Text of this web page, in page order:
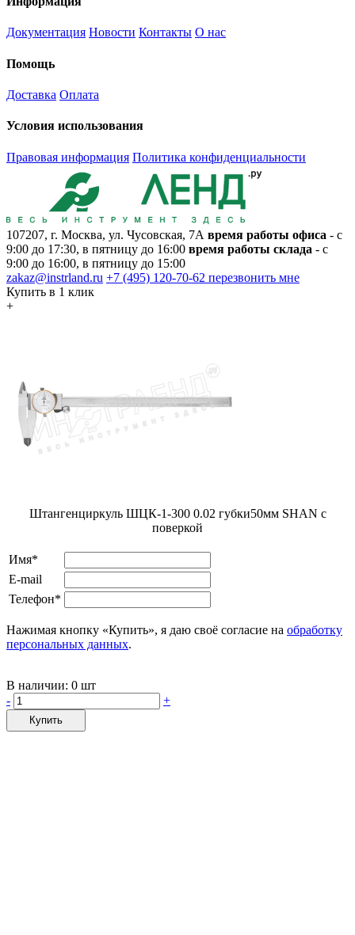
Документация Новости Контакты О нас
Помощь
Доставка Оплата
Условия использования
Правовая информация Политика конфиденциальности
107207, г. Москва, ул. Чусовская, 7А время работы офиса - с
9:00 до 17:30, в пятницу до 16:00 время работы склада - с
9:00 до 16:00, в пятницу до 15:00
zakaz@instrland.ru +7 (495) 120-70-62 перезвонить мне
Купить в 1 клик
+
Штангенциркуль ШЦК-1-300 0.02 губки50мм SHAN с
поверкой
Имя*
E-mail
Телефон*
Нажимая кнопку «Купить», я даю своё согласие на обработку
персональных данных.
В наличии: 0 шт
-
+
Купить